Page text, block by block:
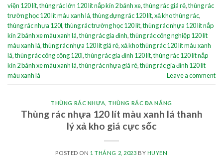
viện 120 lít,thùng rác lớn 120 lít nắp kín 2 bánh xe,thùng rác giá rẻ,thùng rác
trường học 120 lít màu xanh lá,thùng đựng rác 120 lít,xả kho thùng rác,
thùng rác nhựa 120l,thùng rác trường học 120 lít,thùng rác nhựa 120 lít nắp
kín 2 bánh xe màu xanh lá,thùng rác gia đình,thùng rác công nghiệp 120 lít
màu xanh lá,thùng rác nhựa 120 lít giá rẻ,xả kho thùng rác 120 lít màu xanh
lá,thùng rác công cộng 120l,thùng rác gia đình 120 lít,thùng rác 120 lít nắp
kín 2 bánh xe màu xanh lá,thùng rác nhựa giá rẻ,thùng rác gia đình 120 lít
màu xanh lá
Leave a comment
THÙNG RÁC NHỰA THÙNG RÁC ĐA NĂNG
Thùng rác nhựa 120 lít màu xanh lá thanh
lý xả kho giá cực sốc
POSTED ON 1 THÁNG 2, 2023 BY HUYEN